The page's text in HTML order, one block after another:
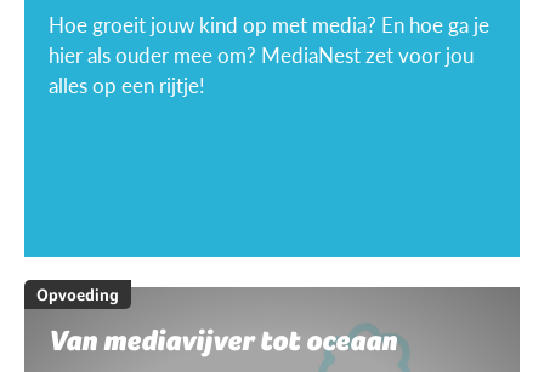
Hoe groeit jouw kind op met media? En hoe ga je
hier als ouder mee om? MediaNest zet voor jou
alles op een rijtje!
Opvoeding
Van mediavijver tot oceaan